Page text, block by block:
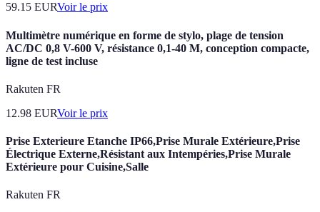
59.15 EURVoir le prix
Multimètre numérique en forme de stylo, plage de tension
AC/DC 0,8 V-600 V, résistance 0,1-40 M, conception compacte,
ligne de test incluse
Rakuten FR
12.98 EURVoir le prix
Prise Exterieure Etanche IP66,Prise Murale Extérieure,Prise
Électrique Externe,Résistant aux Intempéries,Prise Murale
Extérieure pour Cuisine,Salle
Rakuten FR